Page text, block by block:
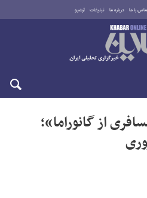
با ما درباره ما تبلیغات آرشیو
از گانوراما»؛